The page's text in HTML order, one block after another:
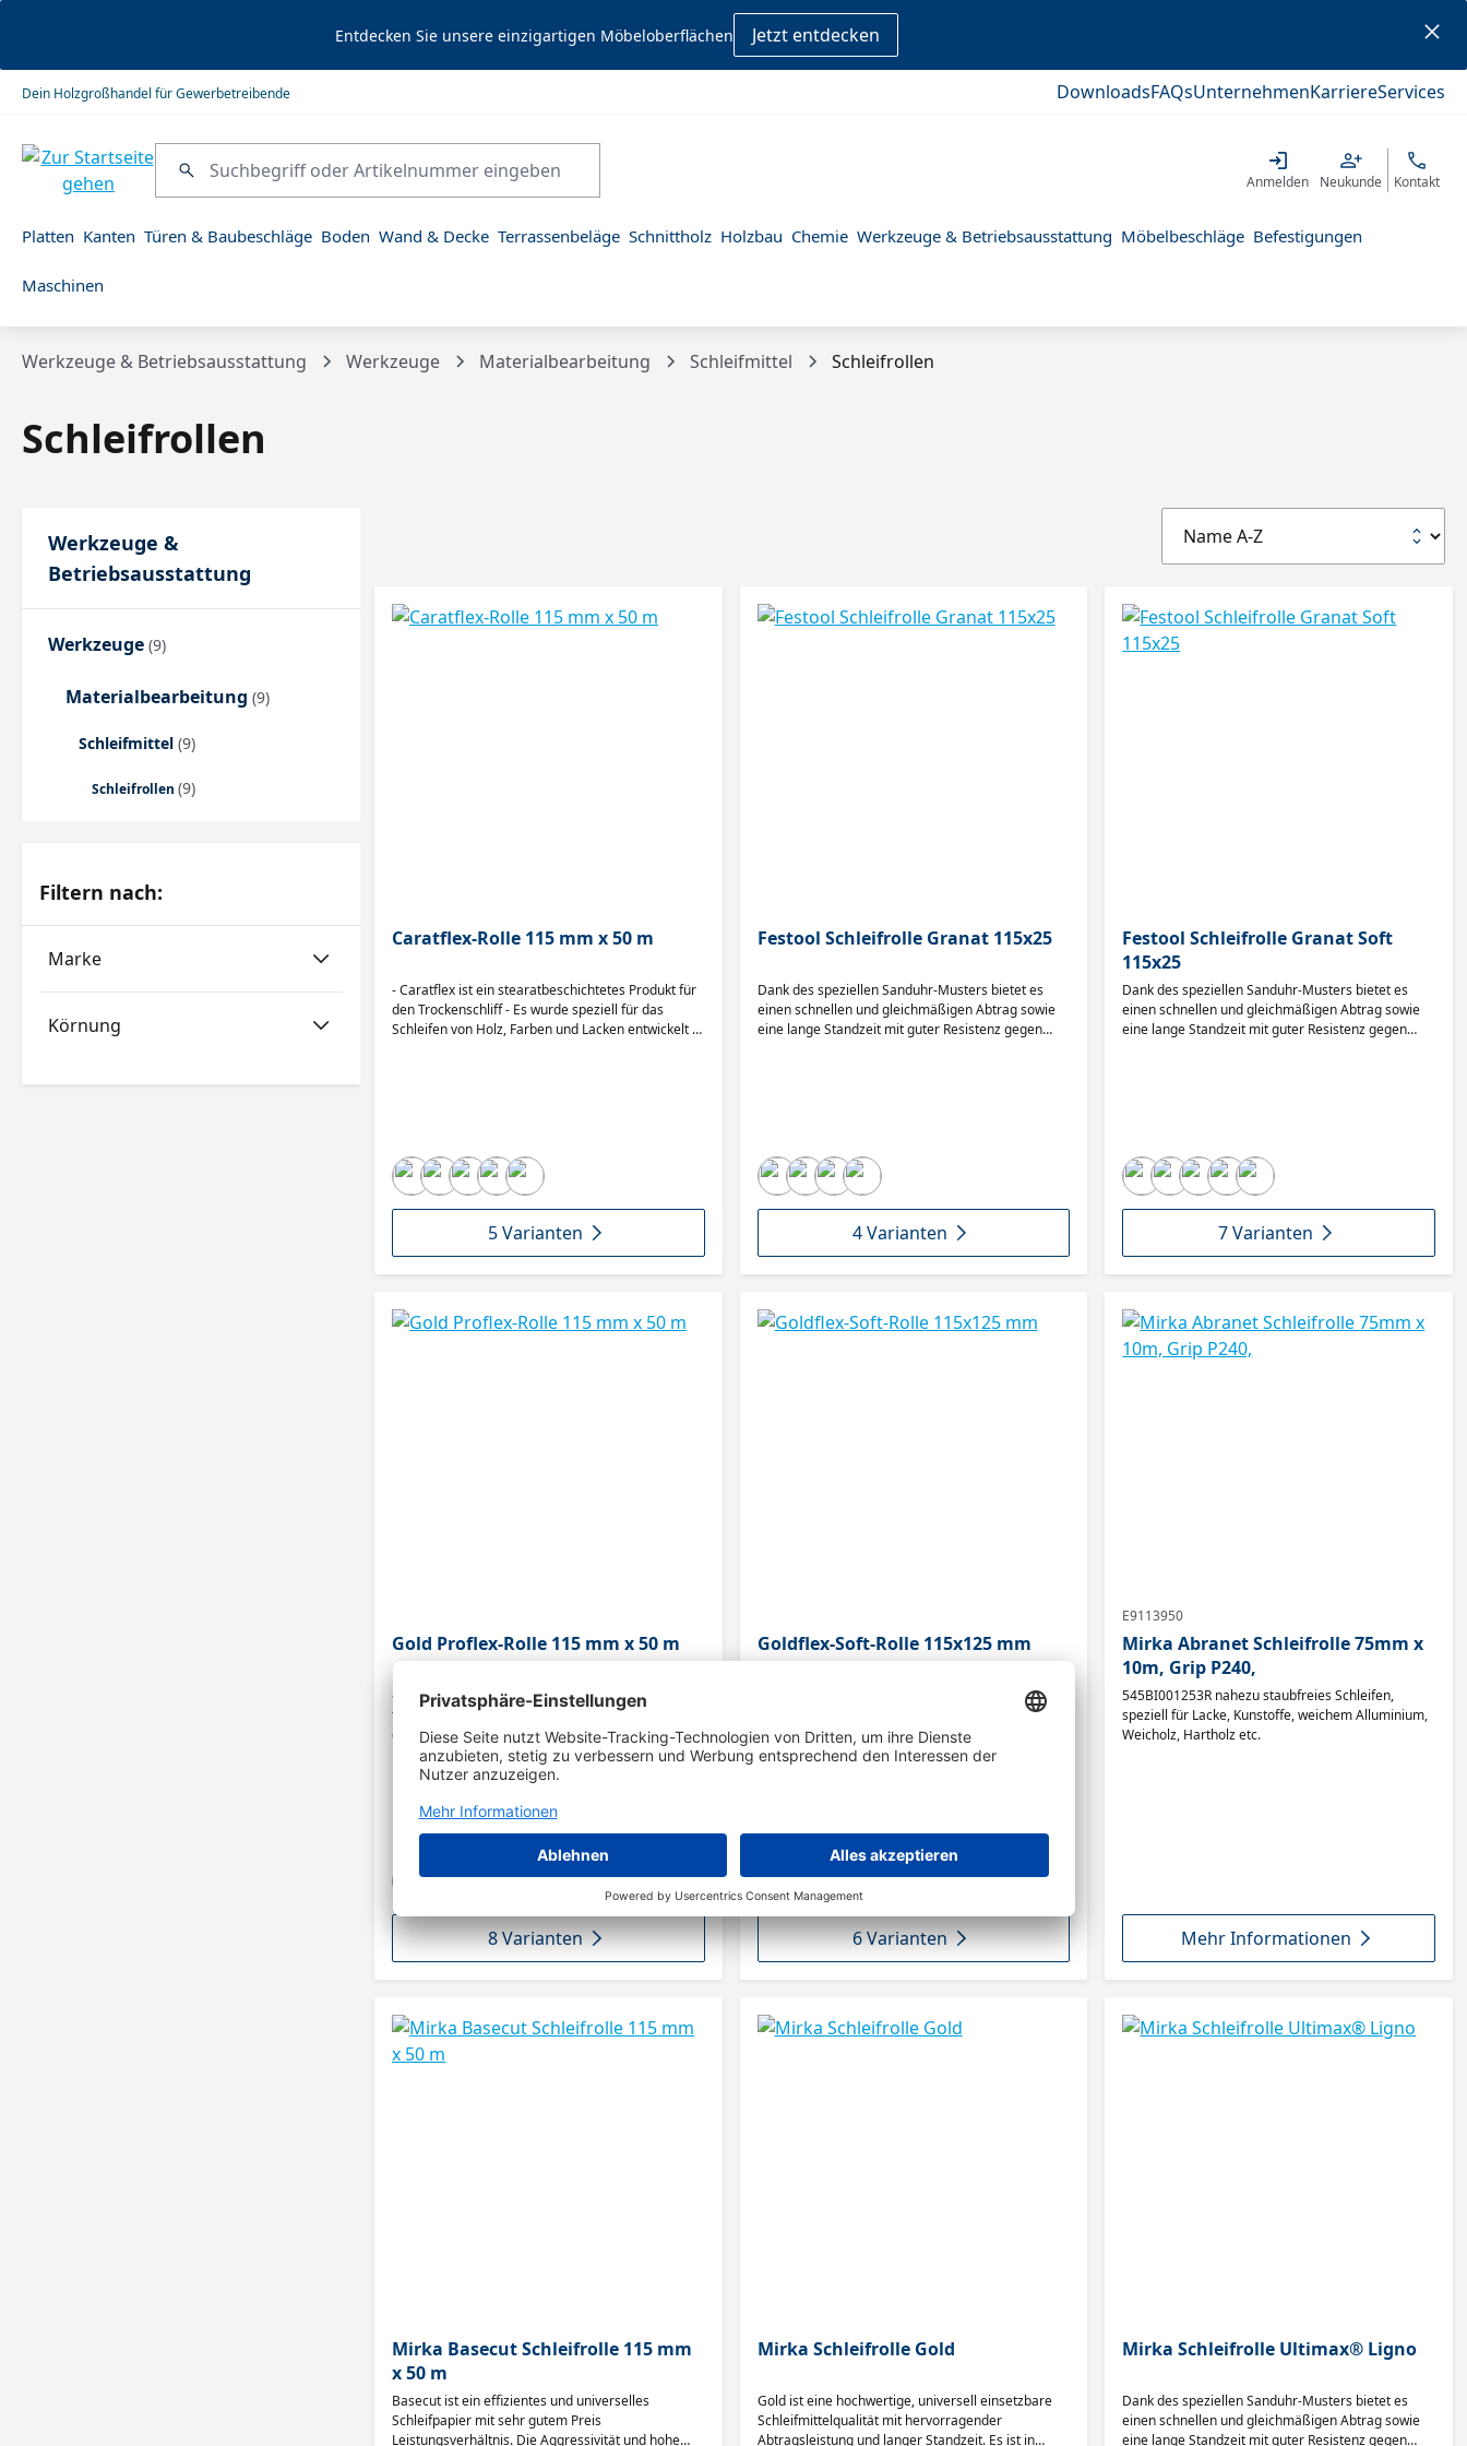
Zur Hauptnavigation springenEntdecken Sie unsere einzigartigen Möbeloberflächen Jetzt entdecken
Dein Holzgroßhandel für Gewerbetreibende DownloadsFAQsUnternehmenKarriereServices
Anmelden Neukunde Kontakt
Platten Kanten Türen & Baubeschläge Boden Wand & Decke Terrassenbeläge Schnittholz Holzbau Chemie Werkzeuge & Betriebsausstattung Möbelbeschläge Befestigungen
Maschinen
Werkzeuge & Betriebsausstattung Werkzeuge Materialbearbeitung Schleifmittel Schleifrollen
Schleifrollen
Werkzeuge &
Betriebsausstattung
Werkzeuge (9)
Materialbearbeitung (9)
Schleifmittel (9)
Schleifrollen (9)
Filtern nach:
Marke
Körnung
Caratflex-Rolle 115 mm x 50 m
- Caratflex ist ein stearatbeschichtetes Produkt für
den Trockenschliff - Es wurde speziell für das
Schleifen von Holz, Farben und Lacken entwickelt -
Farbe: Grau - Trägermaterial: B-Papier / A-Papier -
Bindemittel: Kunstharz, Progressive Bond ™
Körnungen: P80-P320, P400 Streuung: Halboffen
5 Varianten
Festool Schleifrolle Granat 115x25
Dank des speziellen Sanduhr-Musters bietet es
einen schnellen und gleichmäßigen Abtrag sowie
eine lange Standzeit mit guter Resistenz gegen
abtragen können. Die Luftzirkulation unter dem
Schleifmaterial reduziert die Hitze beim Schleifen,
was besonders beim Schleifen von Oberflächen
wichtig ist. Selbst größere Holzstaubpartikel sind
kein Problem dank verschieden breiter
Anfang an mit Mirkas staubfreier
4 Varianten
Festool Schleifrolle Granat Soft
115x25
Dank des speziellen Sanduhr-Musters bietet es
einen schnellen und gleichmäßigen Abtrag sowie
eine lange Standzeit mit guter Resistenz gegen
abtragen können. Die Luftzirkulation unter dem
Schleifmaterial reduziert die Hitze beim Schleifen,
was besonders beim Schleifen von Oberflächen
wichtig ist. Selbst größere Holzstaubpartikel sind
kein Problem dank verschieden breiter
Anfang an mit Mirkas staubfreier
Schleiftechnologie entwickelt.
7 Varianten
Gold Proflex-Rolle 115 mm x 50 m
- ProFlex ist das extrem flexible Premiumprodukt
für den Handschliff - Die Bögen oder Rollen können
einfach zur gewünschten Größe gefaltet werden -
Das Produkt eignet sich somit hervorragend für
Kanten oder Profile - Es wird ein hoher Abtrag und
Rutsch-Beschichtung garantiert eine angenehme
Handhabung - ProFlex ist der All-Rounder für Holz,
Füller, Farbe etc - Kornart Aluminiumoxid - Farbe:
Gold - Trägermaterial: C-Papier / B-Papier -
Bindemittel: Vollkunstharz - Körnungen: P80 -P800 -
Streuung: Halboffen - Maler & Trockenbau -
Holzbearbeitung8 Varianten
Goldflex-Soft-Rolle 115x125 mm
- Goldflex-Soft ist ein Flex-Finishingpapier auf einer
Schaumstoffunterlage - Durch diesen Aufbau ist es
besonders für Profile und schwer erreichbare
Stellen geeignet und findet daher häufig im
Aluminiumoxid - Farbe: Gold - Trägermaterial: A-
Latex Papier - PE-Schaum - Bindemittel :
Vollkunstharz - Körnungen: P150-P1000 - Streuung:
Halboffen
6 Varianten
E9113950
Mirka Abranet Schleifrolle 75mm x
10m, Grip P240,
545BI001253R nahezu staubfreies Schleifen,
speziell für Lacke, Kunstoffe, weichem Alluminium,
Weicholz, Hartholz etc.
Mehr Informationen
Mirka Basecut Schleifrolle 115 mm
x 50 m
Basecut ist ein effizientes und universelles
Schleifpapier mit sehr gutem Preis
Leistungsverhältnis. Die Aggressivität und hohe
Mirka Schleifrolle Gold
Gold ist eine hochwertige, universell einsetzbare
Schleifmittelqualität mit hervorragender
Abtragsleistung und langer Standzeit. Es ist in
Mirka Schleifrolle Ultimax® Ligno
Dank des speziellen Sanduhr-Musters bietet es
einen schnellen und gleichmäßigen Abtrag sowie
eine lange Standzeit mit guter Resistenz gegen